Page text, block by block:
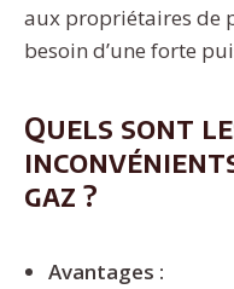
aux propriétaires de
besoin d’une forte
Quels sont
gaz ?
Avantages :